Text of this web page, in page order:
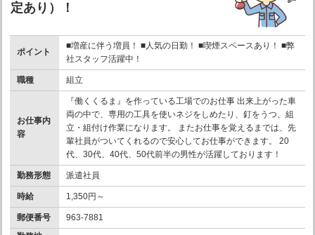
定あり）！
ポイント
■増産に伴う増員！ ■人気の日勤！ ■喫煙スペースあり！ ■弊
社スタッフ活躍中！
職種 組立
お仕事内
容
『働くくるま』を作っている工場でのお仕事 出来上がった車
両の中で、専用の工具を使いネジをしめたり、釘をうつ、組
立・組付け作業になります。 またお仕事を覚えるまでは、先
輩社員がついてくれるので安心してお仕事ができます。 20
代、30代、40代、50代前半の男性が活躍しております！
勤務形態 派遣社員
時給 1,350円～
郵便番号
963-7881